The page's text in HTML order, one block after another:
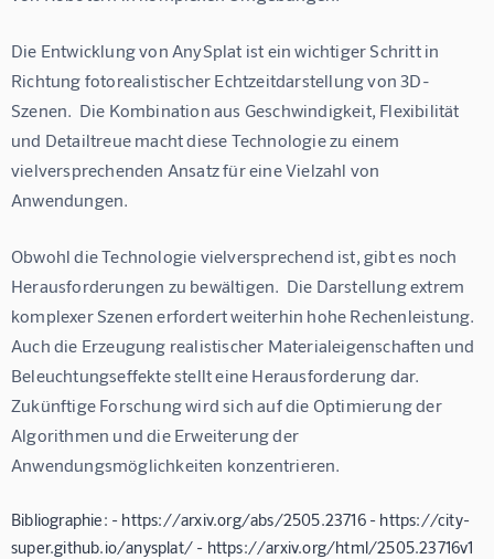
Die Entwicklung von AnySplat ist ein wichtiger Schritt in
Richtung fotorealistischer Echtzeitdarstellung von 3D-
Szenen.  Die Kombination aus Geschwindigkeit, Flexibilität
und Detailtreue macht diese Technologie zu einem
vielversprechenden Ansatz für eine Vielzahl von
Anwendungen.
Obwohl die Technologie vielversprechend ist, gibt es noch
Herausforderungen zu bewältigen.  Die Darstellung extrem
komplexer Szenen erfordert weiterhin hohe Rechenleistung.
Auch die Erzeugung realistischer Materialeigenschaften und
Beleuchtungseffekte stellt eine Herausforderung dar.
Zukünftige Forschung wird sich auf die Optimierung der
Algorithmen und die Erweiterung der
Anwendungsmöglichkeiten konzentrieren.
Bibliographie: - https://arxiv.org/abs/2505.23716 - https://city-
super.github.io/anysplat/ - https://arxiv.org/html/2505.23716v1